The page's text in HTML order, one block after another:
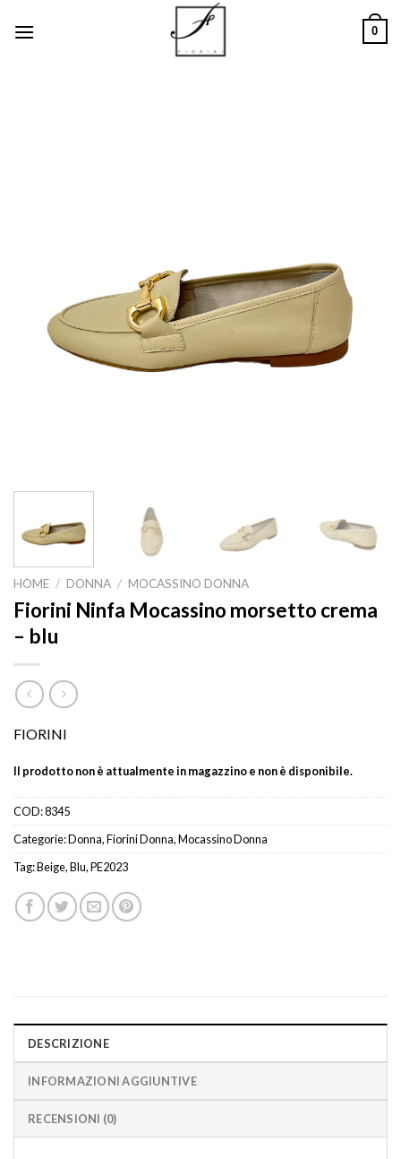
0
HOME / DONNA / MOCASSINO DONNA
Fiorini Ninfa Mocassino morsetto crema
– blu
FIORINI
Il prodotto non è attualmente in magazzino e non è disponibile.
COD:8345
Categorie:Donna,Fiorini Donna,Mocassino Donna
Tag:Beige,Blu,PE2023
DESCRIZIONE
INFORMAZIONI AGGIUNTIVE
RECENSIONI (0)